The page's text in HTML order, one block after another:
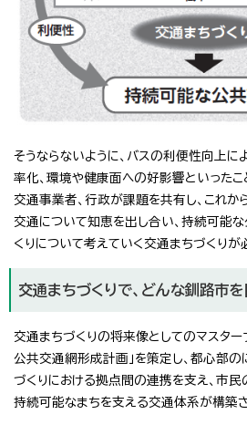
そうならないように、バスの利便性向上に
率化、環境や健康面への好影響といったこ
交通事業者、行政が課題を共有し、これ
交通について知恵を出し合い、持続可能
くりについて考えていく交通まちづくりが
交通まちづくりで、どんな釧路市
交通まちづくりの将来像としてのマスター
公共交通網形成計画」を策定し、都心部の
づくりにおける拠点間の連携を支え、市民
持続可能なまちを支える交通体系が構築